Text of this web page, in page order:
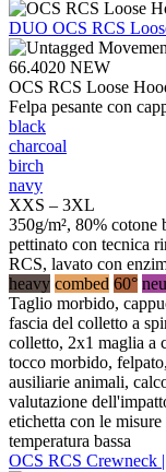
DUO OCS RCS
66.4020 NEW
OCS RCS Loose
Felpa pesante con
black
charcoal
birch
navy
XXS – 3XL
350g/m², 80%
pettinato con tecnica
RCS, lavato con
heavy combed 60°
Taglio morbido,
fascia del colletto a
colletto, 2x1 maglia a
tocco morbido,
ausiliarie animali,
valutazione
etichetta con le
temperatura bassa
OCS RCS Crewneck